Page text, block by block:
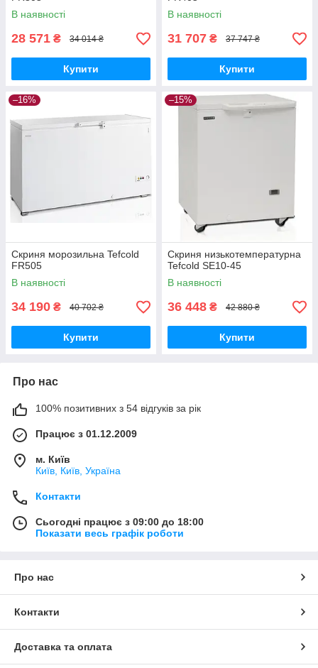
В наявності
28 571 ₴ 34 014 ₴
Купити
В наявності
31 707 ₴ 37 747 ₴
Купити
–16%
Скриня морозильна Tefcold
FR505
В наявності
34 190 ₴ 40 702 ₴
Купити
–15%
Скриня низькотемпературна
Tefcold SE10-45
В наявності
36 448 ₴ 42 880 ₴
Купити
Про нас
100% позитивних з 54 відгуків за рік
Працює з 01.12.2009
м. Київ
Київ, Київ, Україна
Контакти
Сьогодні працює з 09:00 до 18:00
Показати весь графік роботи
Про нас
Контакти
Доставка та оплата